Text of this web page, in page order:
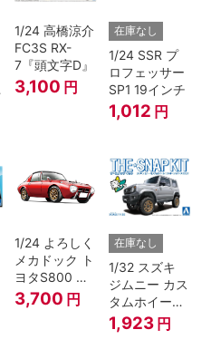
1/24 高橋涼介
FC3S RX-
7『頭文字D』
3,100 円
在庫なし
1/24 SSR プ
ロフェッサー
SP1 19インチ
1,012 円
1/24 よろしく
メカドック ト
ヨタS800 女
暴小町仕様
40周年記念パ
3,700 円
在庫なし
1/32 スズキ
ジムニー カス
タムホイール
(シルキーシル
バーメタリッ
1,923 円